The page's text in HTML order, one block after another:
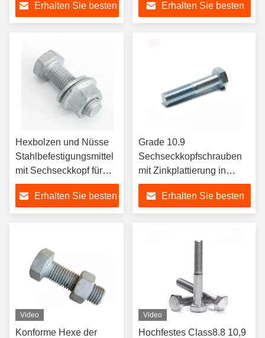
Hexmaschine-Tap-
Schraube für schwere
Erhalten Sie besten Erhalten Sie besten
Hexbolzen und Nüsse
Stahlbefestigungsmittel
mit Sechseckkopf für
verschiedene
Anwendungen
Erhalten Sie besten
Grade 10.9
Sechseckkopfschrauben
mit Zinkplattierung in
Beutelpackung
Erhalten Sie besten
Video
Konforme Hexe der
Video
Hochfestes Class8.8 10,9